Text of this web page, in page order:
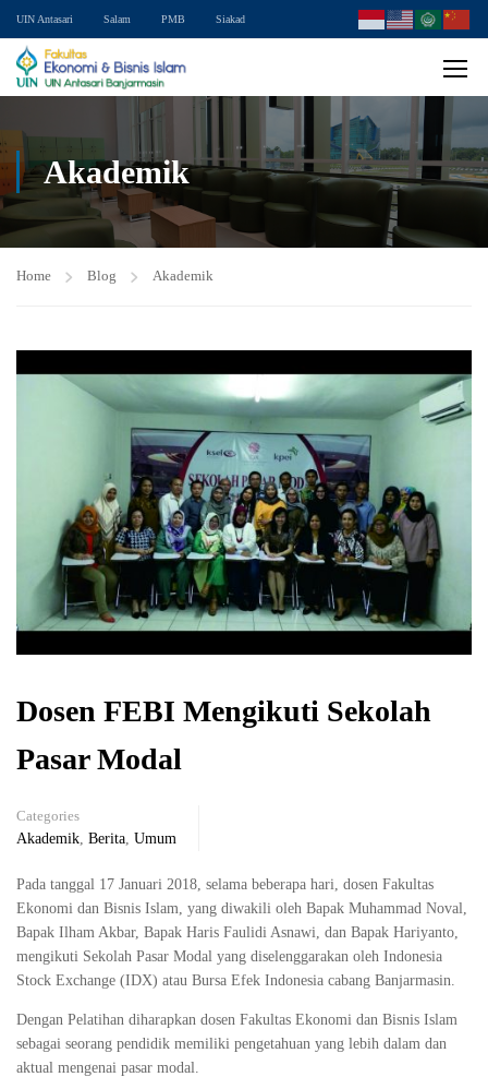
UIN Antasari Salam PMB Siakad
Akademik
Home Blog Akademik
Dosen FEBI Mengikuti Sekolah
Pasar Modal
Categories
Akademik Berita Umum
Pada tanggal 17 Januari 2018, selama beberapa hari, dosen Fakultas
Ekonomi dan Bisnis Islam, yang diwakili oleh Bapak Muhammad Noval,
Bapak Ilham Akbar, Bapak Haris Faulidi Asnawi, dan Bapak Hariyanto,
mengikuti Sekolah Pasar Modal yang diselenggarakan oleh Indonesia
Stock Exchange (IDX) atau Bursa Efek Indonesia cabang Banjarmasin.
Dengan Pelatihan diharapkan dosen Fakultas Ekonomi dan Bisnis Islam
sebagai seorang pendidik memiliki pengetahuan yang lebih dalam dan
aktual mengenai pasar modal.